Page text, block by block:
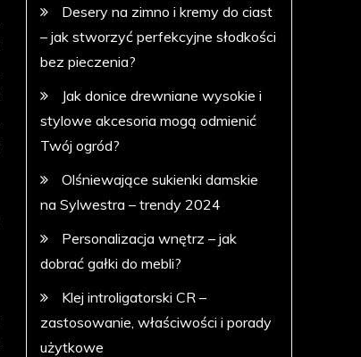
Desery na zimno i kremy do ciast
– jak stworzyć perfekcyjne słodkości
bez pieczenia?
Jak donice drewniane wysokie i
stylowe akcesoria mogą odmienić
Twój ogród?
Olśniewające sukienki damskie
na Sylwestra – trendy 2024
Personalizacja wnętrz – jak
dobrać gałki do mebli?
Klej introligatorski CR –
zastosowanie, właściwości i porady
użytkowe